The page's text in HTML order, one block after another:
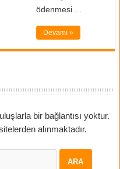
ödenmesi ...
Devamı »
bir bağlantısı yoktur.
alınmaktadır.